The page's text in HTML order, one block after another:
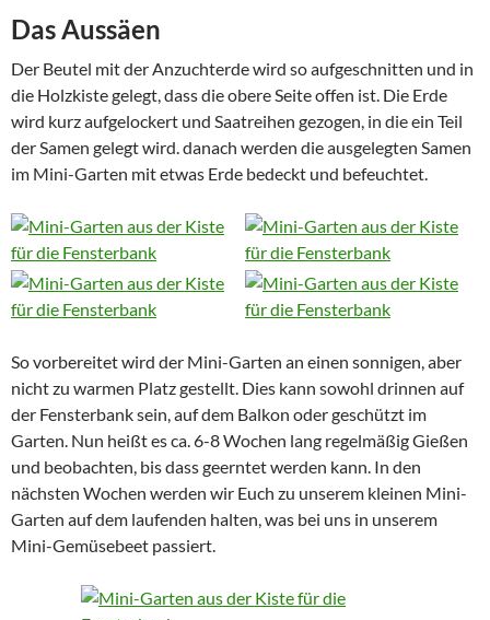
Das Aussäen
Der Beutel mit der Anzuchterde wird so aufgeschnitten und in
die Holzkiste gelegt, dass die obere Seite offen ist. Die Erde
wird kurz aufgelockert und Saatreihen gezogen, in die ein Teil
der Samen gelegt wird. danach werden die ausgelegten Samen
im Mini-Garten mit etwas Erde bedeckt und befeuchtet.
So vorbereitet wird der Mini-Garten an einen sonnigen, aber
nicht zu warmen Platz gestellt. Dies kann sowohl drinnen auf
der Fensterbank sein, auf dem Balkon oder geschützt im
Garten. Nun heißt es ca. 6-8 Wochen lang regelmäßig Gießen
und beobachten, bis dass geerntet werden kann. In den
nächsten Wochen werden wir Euch zu unserem kleinen Mini-
Garten auf dem laufenden halten, was bei uns in unserem
Mini-Gemüsebeet passiert.